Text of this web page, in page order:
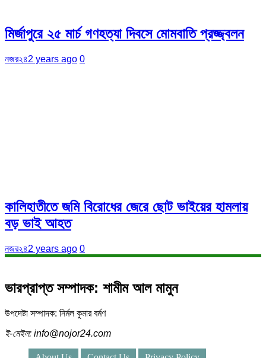
মির্জাপুরে ২৫ মার্চ গণহত্যা দিবসে মোমবাতি প্রজ্জ্বলন
নজর২৪2 years ago 0
কালিহাতীতে জমি বিরোধের জেরে ছোট ভাইয়ের হামলায়
বড় ভাই আহত
নজর২৪2 years ago 0
ভারপ্রাপ্ত সম্পাদক: শামীম আল মামুন
উপদেষ্টা সম্পাদক: নির্মল কুমার বর্মণ
ই-মেইল: info@nojor24.com